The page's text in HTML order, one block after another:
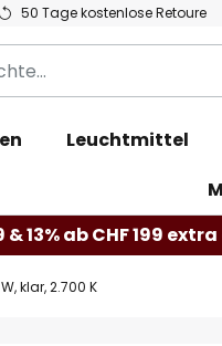
50 Tage kostenlose Retoure
Leuchtmittel
& 13% ab CHF 199 extra
klar, 2.700 K